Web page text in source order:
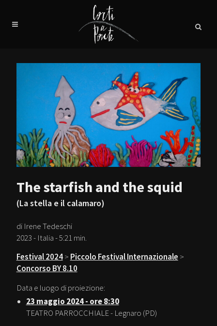
The starfish and the squid
(La stella e il calamaro)
di Irene Tedeschi
2023 - Italia - 5:21 min.
Festival 2024> Piccolo Festival Internazionale >
Concorso BY 8.10
Data e luogo di proiezione:
23 maggio 2024 - ore 8:30
TEATRO PARROCCHIALE - Legnaro (PD)